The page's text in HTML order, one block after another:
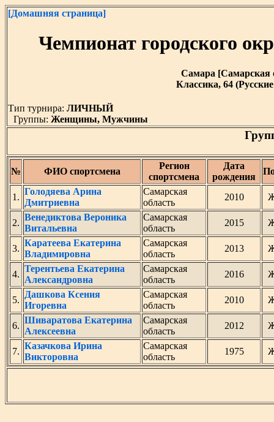
[Домашняя страница]
Чемпионат городского
Самара [Самарская
Классика, 64
Тип турнира: ЛИЧНЫЙ
Группы: Женщины, Мужчины
№ ФИО спортсмена
Регион
спортсмена
Дата
рождения
1.
Голодяева Арина
Дмитриевна
Самарская
область
2010
2.
Венедиктова Вероника
Витальевна
Самарская
область
2015
3.
Каратеева Екатерина
Владимировна
Самарская
область
2013
4.
Терентьева Екатерина
Александровна
Самарская
область
2016
5.
Дашкова Ксения
Игоревна
Самарская
область
2010
6.
Шиваратова Екатерина
Алексеевна
Самарская
область
2012
7.
Казачкова Ирина
Викторовна
Самарская
область
1975